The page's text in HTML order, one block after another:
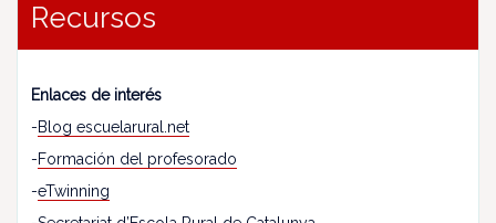
Recursos
Enlaces de interés
-Blog escuelarural.net
-Formación del profesorado
-eTwinning